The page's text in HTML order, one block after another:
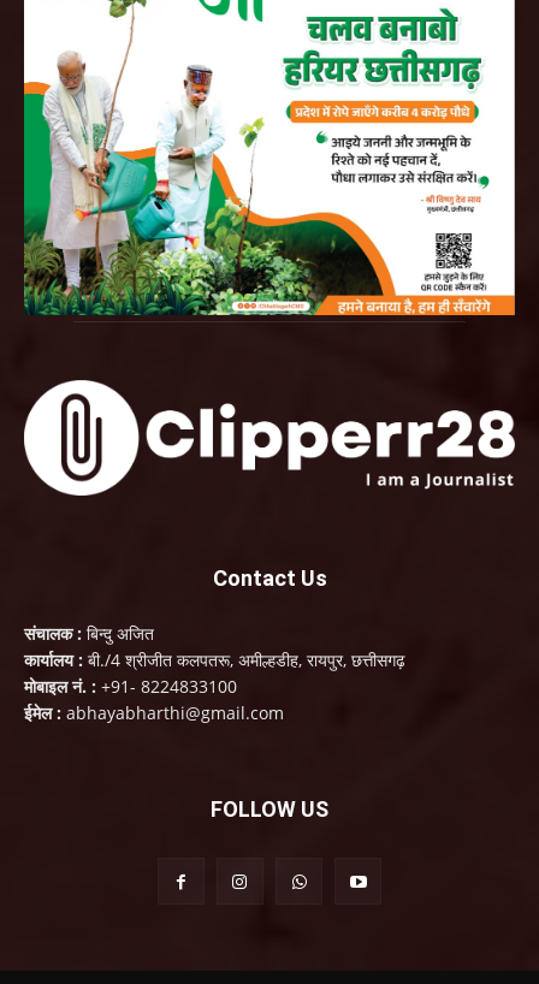
Contact Us
संचालक : बिन्दु अजित
कार्यालय : बी./4 श्रीजीत कलपतरू, अमील्हडीह, रायपुर, छत्तीसगढ़
मोबाइल नं. : +91- 8224833100
ईमेल : abhayabharthi@gmail.com
FOLLOW US